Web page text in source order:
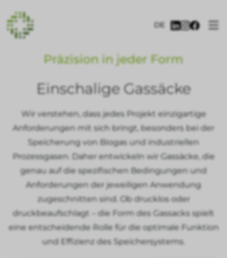
DE
Präzision in jeder Form
Einschalige Gassäcke
Wir verstehen, dass jedes Projekt einzigartige
Anforderungen mit sich bringt, besonders bei der
Speicherung von Biogas und industriellen
Prozessgasen. Daher entwickeln wir Gassäcke, die
genau auf die spezifischen Bedingungen und
Anforderungen der jeweiligen Anwendung
zugeschnitten sind. Ob drucklos oder
druckbeaufschlagt – die Form des Gassacks spielt
eine entscheidende Rolle für die optimale Funktion
und Effizienz des Speichersystems.